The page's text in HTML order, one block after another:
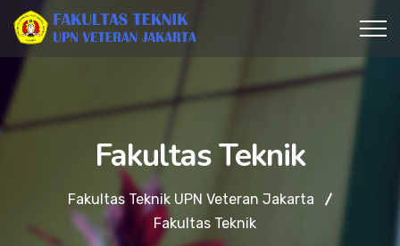
Fakultas Teknik
Fakultas Teknik UPN Veteran Jakarta
Fakultas Teknik